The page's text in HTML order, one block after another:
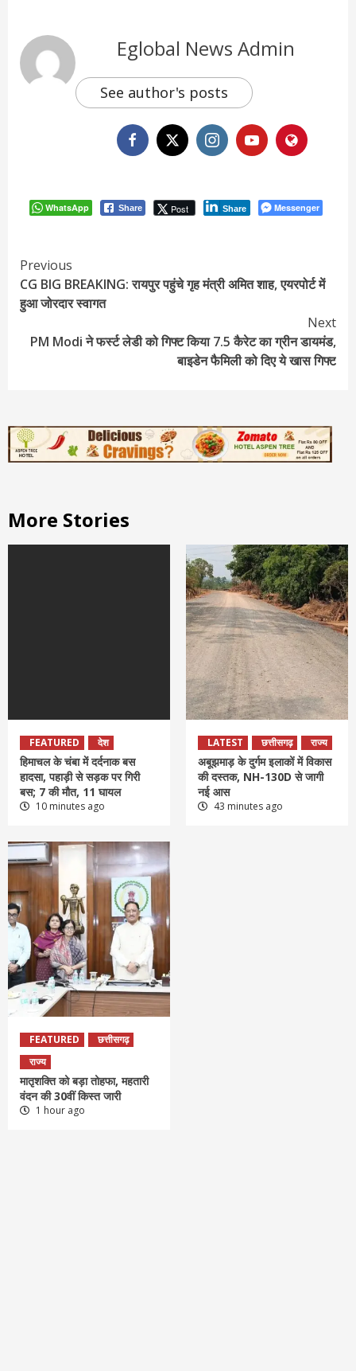
Eglobal News Admin
See author's posts
WhatsApp Share Post Share Messenger
Continue
Reading
Previous
CG BIG BREAKING: रायपुर पहुंचे गृह मंत्री अमित शाह, एयरपोर्ट में
हुआ जोरदार स्वागत
Next
PM Modi ने फर्स्ट लेडी को गिफ्ट किया 7.5 कैरेट का ग्रीन डायमंड,
बाइडेन फैमिली को दिए ये खास गिफ्ट
More Stories
FEATURED देश
हिमाचल के चंबा में दर्दनाक बस
हादसा, पहाड़ी से सड़क पर गिरी
बस; 7 की मौत, 11 घायल
10 minutes ago
LATEST छत्तीसगढ़ राज्य
अबूझमाड़ के दुर्गम इलाकों में विकास
की दस्तक, NH-130D से जागी
नई आस
43 minutes ago
FEATURED
छत्तीसगढ़
राज्य
मातृशक्ति को बड़ा तोहफा, महतारी
वंदन की 30वीं किस्त जारी
1 hour ago